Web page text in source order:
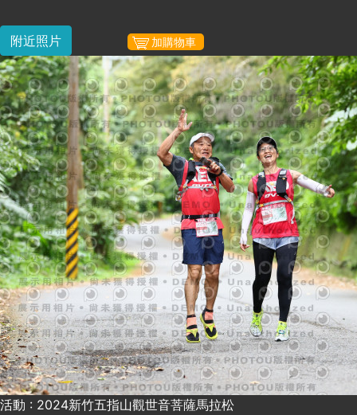
附近照片 加購物車
活動 : 2024新竹五指山觀世音菩薩馬拉松